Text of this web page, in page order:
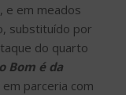
e em meados
substituído por
do quarto
Bom é da
em parceria com